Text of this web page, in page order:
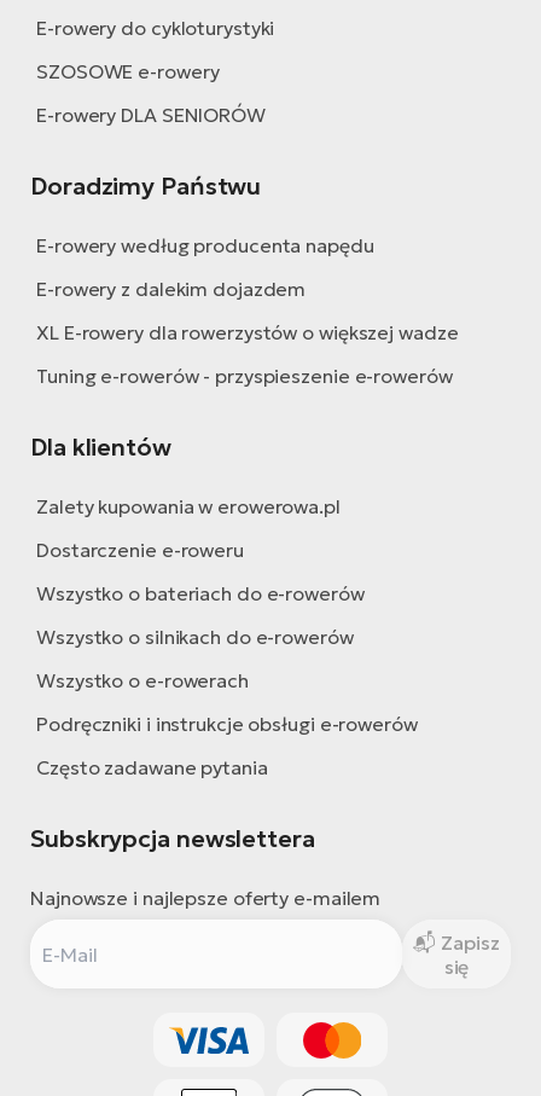
E-rowery do cykloturystyki
SZOSOWE e-rowery
E-rowery DLA SENIORÓW
Doradzimy Państwu
E-rowery według producenta napędu
E-rowery z dalekim dojazdem
XL E-rowery dla rowerzystów o większej wadze
Tuning e-rowerów - przyspieszenie e-rowerów
Dla klientów
Zalety kupowania w erowerowa.pl
Dostarczenie e-roweru
Wszystko o bateriach do e-rowerów
Wszystko o silnikach do e-rowerów
Wszystko o e-rowerach
Podręczniki i instrukcje obsługi e-rowerów
Często zadawane pytania
Subskrypcja newslettera
Najnowsze i najlepsze oferty e-mailem
się